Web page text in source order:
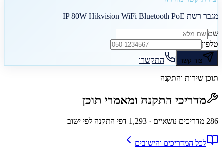
מגבר רשת IP 80W Hikvision WiFi Bluetooth PoE
שם
טלפון
צור קשר התקשרו
תוכן שירות והתקנה
מדריכי התקנה ומאמרי תוכן
286 מדריכים נושאיים · 1,293 דפי התקנה לפי ישוב
לכל המדריכים והישובים